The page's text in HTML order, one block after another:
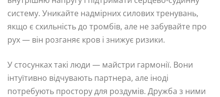
систему. Уникайте надмірних силових тренувань,
якщо є схильність до тромбів, але не забувайте про
рух — він розганяє кров і знижує ризики.
У стосунках такі люди — майстри гармонії. Вони
інтуїтивно відчувають партнера, але іноді
потребують простору для роздумів. Дружба з ними